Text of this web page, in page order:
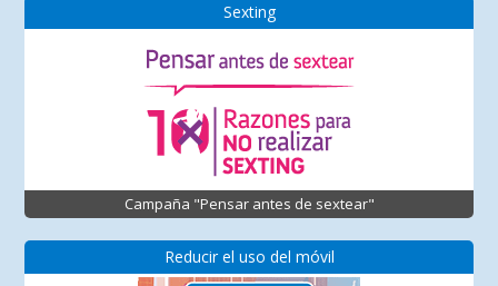
Sexting
Campaña "Pensar antes de sextear"
Reducir el uso del móvil